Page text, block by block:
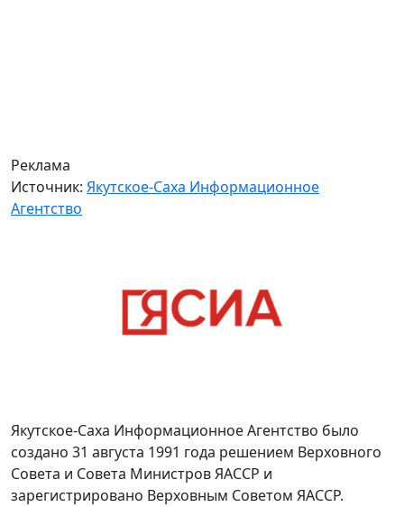
Реклама
Источник: Якутское-Саха Информационное
Агентство
Якутское-Саха Информационное Агентство было
создано 31 августа 1991 года решением Верховного
Совета и Совета Министров ЯАССР и
зарегистрировано Верховным Советом ЯАССР.